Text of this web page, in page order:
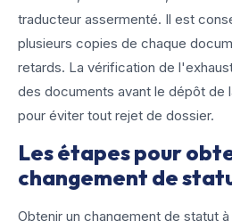
traducteur assermenté. Il est
plusieurs copies de chaque
retards. La vérification de
des documents avant le dépôt de
pour éviter tout rejet de dossier.
Les étapes pour
changement de
Obtenir un changement de statut